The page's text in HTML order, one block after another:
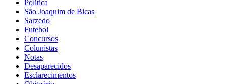
Política
São Joaquim de Bicas
Sarzedo
Futebol
Concursos
Colunistas
Notas
Desaparecidos
Esclarecimentos